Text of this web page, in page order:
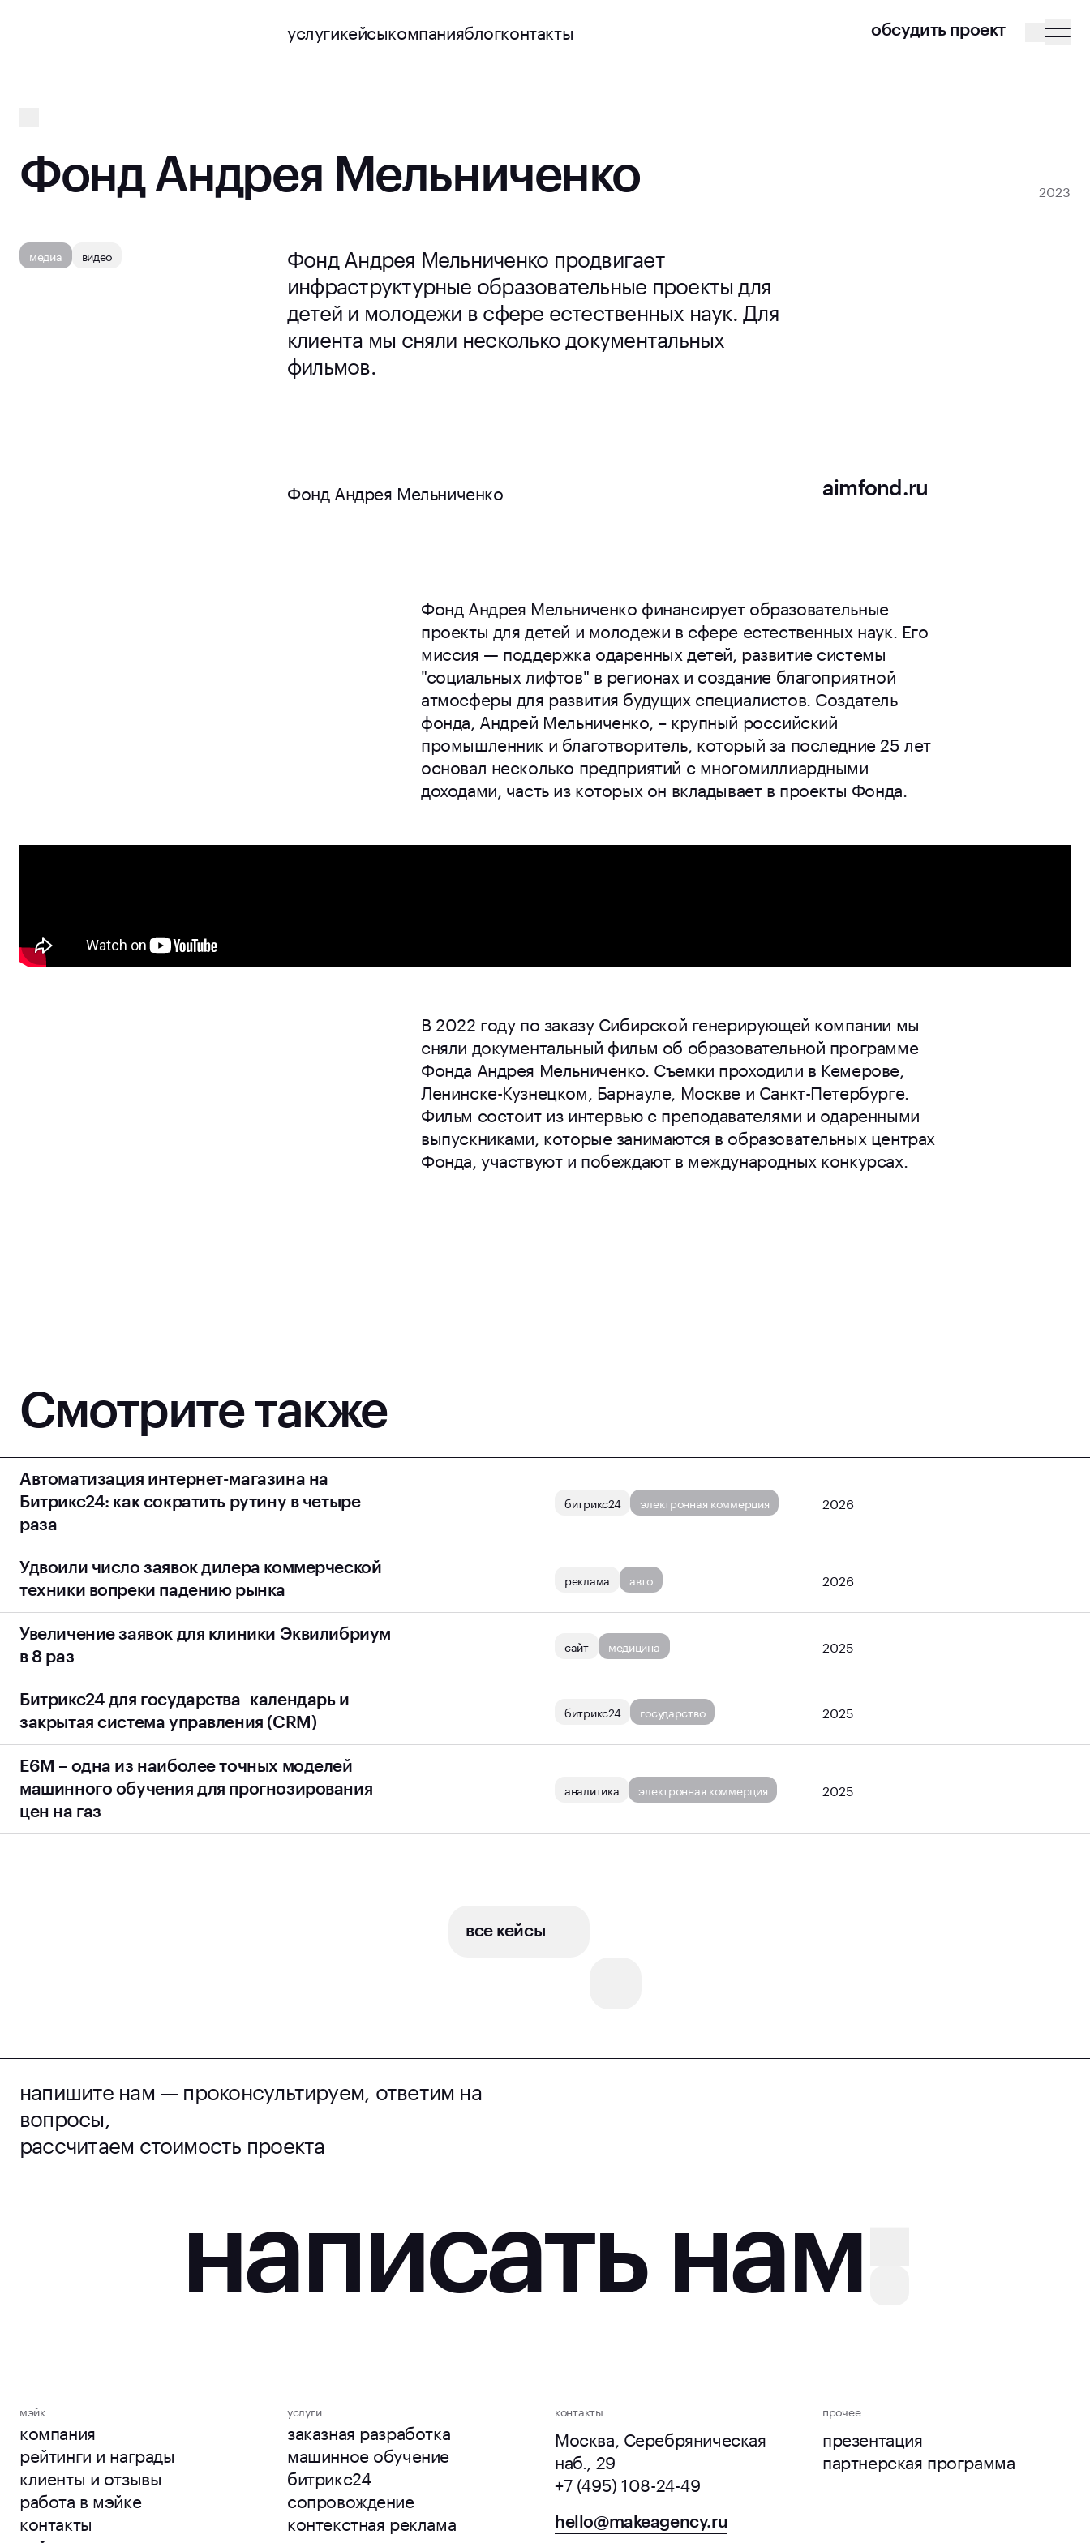
услугикейсыкомпанияблогконтакты обсудить проект
Фонд Андрея Мельниченко 2023
медиа видео
Фонд Андрея Мельниченко продвигает
инфраструктурные образовательные проекты для
детей и молодежи в сфере естественных наук. Для
клиента мы сняли несколько документальных
фильмов.
Фонд Андрея Мельниченко aimfond.ru
Фонд Андрея Мельниченко финансирует образовательные
проекты для детей и молодежи в сфере естественных наук. Его
миссия — поддержка одаренных детей, развитие системы
"социальных лифтов" в регионах и создание благоприятной
атмосферы для развития будущих специалистов. Создатель
фонда, Андрей Мельниченко, – крупный российский
промышленник и благотворитель, который за последние 25 лет
основал несколько предприятий с многомиллиардными
доходами, часть из которых он вкладывает в проекты Фонда.
В 2022 году по заказу Сибирской генерирующей компании мы
сняли документальный фильм об образовательной программе
Фонда Андрея Мельниченко. Съемки проходили в Кемерове,
Ленинске-Кузнецком, Барнауле, Москве и Санкт-Петербурге.
Фильм состоит из интервью с преподавателями и одаренными
выпускниками, которые занимаются в образовательных центрах
Фонда, участвуют и побеждают в международных конкурсах.
Смотрите также
Автоматизация интернет-магазина на
Битрикс24: как сократить рутину в четыре
раза
битрикс24 электронная коммерция 2026
Техподдержка онлайн-бизнеса: воронки,
интеграции, боты, контроль статусов.
Масштабирование без роста штата и рутины.
посмотреть кейс
Удвоили число заявок дилера коммерческой
техники вопреки падению рынка
реклама авто 2026
В два раза увеличили количество заявок для
дилера коммерческий техники, несмотря на
падение рынка грузовых автомобилей.
посмотреть кейс
Увеличение заявок для клиники Эквилибриум
в 8 раз
сайт медицина 2025
Провели редизайн сайта и запустили
комплексное онлайн-продвижение — поискую
оптимизацию и контекстную рекламу. В
результате количество заявок выросло в 8
раз, органический трафик увеличился на
300%.
посмотреть кейс
Битрикс24 для государства календарь и
закрытая система управления (CRM)
битрикс24 государство 2025
Безопасная система управления (CRM) для
госов: мессенджер, календарь, планировщик
и еще 7+ полезных сервисов в одном
посмотреть кейс
E6M – одна из наиболее точных моделей
машинного обучения для прогнозирования
цен на газ
аналитика электронная коммерция 2025
все кейсы
напишите нам — проконсультируем, ответим на
вопросы,
рассчитаем стоимость проекта
написать нам
мэйк
компания
рейтинги и награды
клиенты и отзывы
работа в мэйке
контакты
услуги
заказная разработка
машинное обучение
битрикс24
сопровождение
контекстная реклама
контакты
Москва, Серебряническая
наб., 29
+7 (495) 108-24-49
hello@makeagency.ru
прочее
презентация
партнерская программа